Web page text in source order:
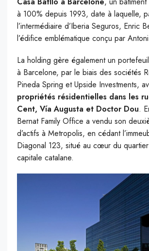
à 100% depuis 1993, date à laquelle,
l’intermédiaire d’Iberia Seguros, Enric
l’édifice emblématique conçu par
La holding gère également un
à Barcelone, par le biais des sociétés
Pineda Spring et Upside Investments,
propriétés résidentielles dans les
Cent, Vía Augusta et Doctor Dou.
Bernat Family Office a vendu son
d’actifs à Metropolis, en cédant
Diagonal 123, situé au cœur du
capitale catalane.